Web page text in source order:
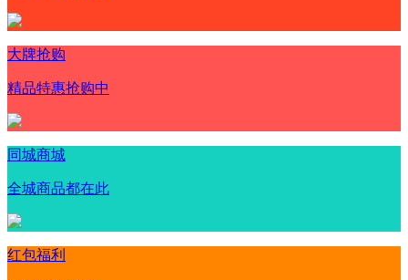
大牌抢购
精品特惠抢购中
同城商城
全城商品都在此
红包福利